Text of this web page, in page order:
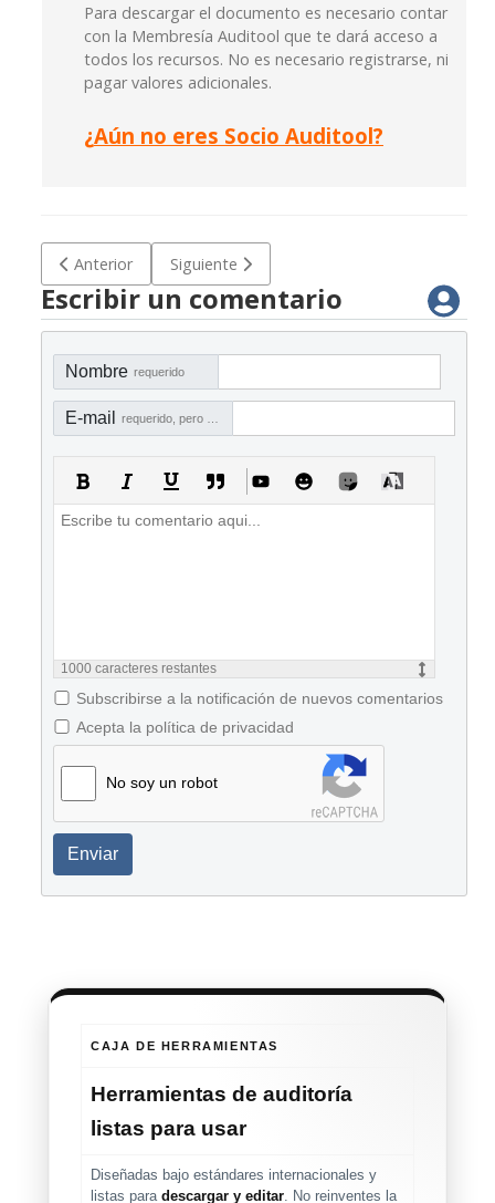
Para descargar el documento es necesario contar
con la Membresía Auditool que te dará acceso a
todos los recursos. No es necesario registrarse, ni
pagar valores adicionales.
¿Aún no eres Socio Auditool?
Artículo anterior: Política de gestión de litigios y
Anterior Artículo siguiente: Política de gestión de
Siguiente
Escribir un comentario
Nombre requerido
E-mail
1000 caracteres restantes
Subscribirse a la notificación de nuevos comentarios
Acepta la política de privacidad
No soy un robot
Enviar
CAJA DE HERRAMIENTAS
Herramientas de auditoría
listas para usar
Diseñadas bajo estándares internacionales y
listas para descargar y editar . No reinventes la